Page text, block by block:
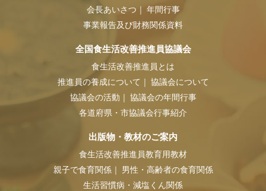
会長あいさつ
年間行事
事業報告及び財務関係資料
全国食生活改善推進員協議会
食生活改善推進員とは
推進員の養成について
協議会について
協議会の活動
協議会の年間行事
各道府県・市協議会行事紹介
出版物・教材のご案内
食生活改善推進員教育用教材
親子で食育関係
男性・高齢者の食育関係
生活習慣病・減塩くん関係